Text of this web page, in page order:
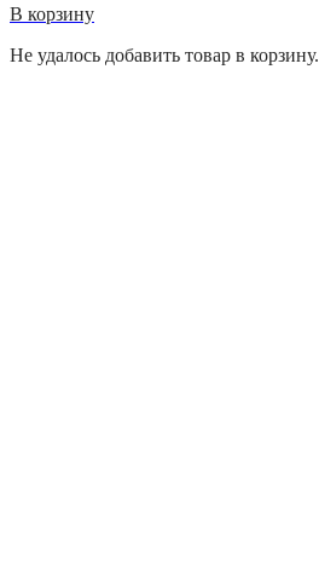
В корзину
Не удалось добавить товар в корзину.